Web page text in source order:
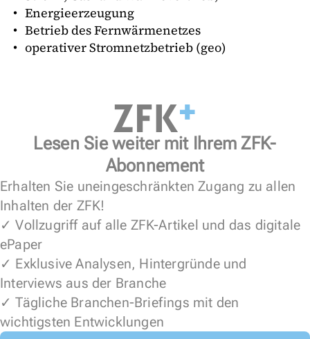
Energieerzeugung
Betrieb des Fernwärmenetzes
operativer Stromnetzbetrieb (geo)
Lesen Sie weiter mit Ihrem ZFK-
Abonnement
Erhalten Sie uneingeschränkten Zugang zu allen
Inhalten der ZFK!
✓ Vollzugriff auf alle ZFK-Artikel und das digitale
ePaper
✓ Exklusive Analysen, Hintergründe und
Interviews aus der Branche
✓ Tägliche Branchen-Briefings mit den
wichtigsten Entwicklungen